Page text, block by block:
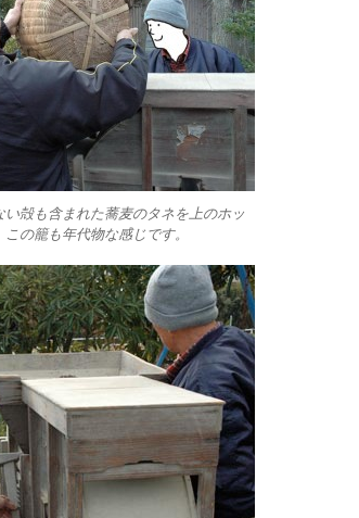
い殻も含まれた蕎麦のタネを上のホッ
の籠も年代物な感じです。